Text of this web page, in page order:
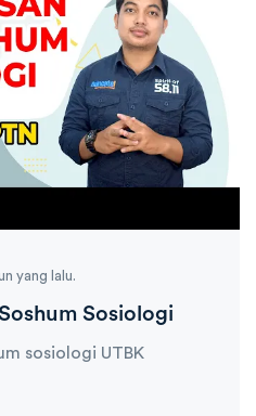
yang lalu.
Sosiologi
sosiologi UTBK